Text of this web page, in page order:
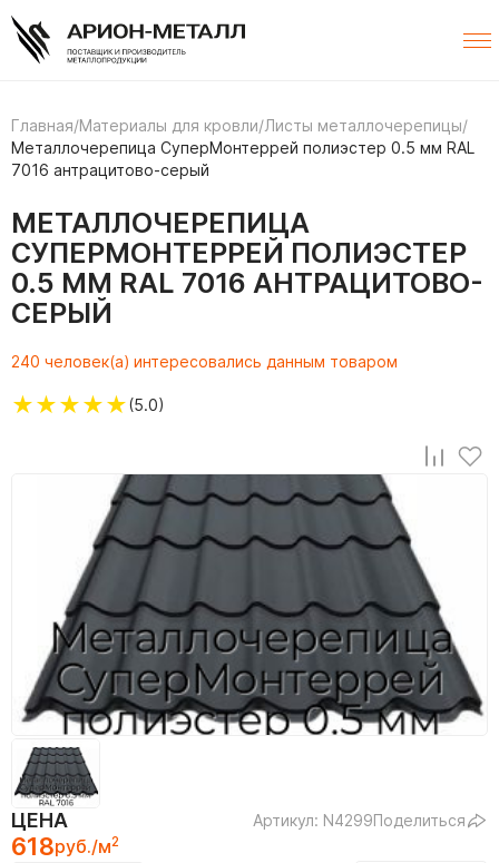
Главная/Материалы для кровли/Листы металлочерепицы/
Металлочерепица СуперМонтеррей полиэстер 0.5 мм RAL
7016 антрацитово-серый
МЕТАЛЛОЧЕРЕПИЦА
СУПЕРМОНТЕРРЕЙ ПОЛИЭСТЕР
0.5 ММ RAL 7016 АНТРАЦИТОВО-
СЕРЫЙ
240 человек(а) интересовались данным товаром
★★★★★(5.0)
ЦЕНА Артикул: N4299Поделиться
618руб./м2